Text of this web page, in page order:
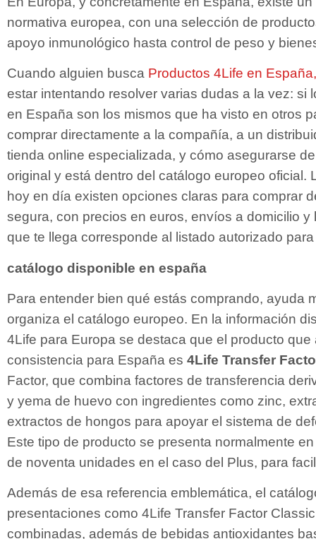
normativa europea, con una selección de
apoyo inmunológico hasta control de peso y
Cuando alguien busca Productos 4Life en
estar intentando resolver varias dudas a la vez: si
en España son los mismos que ha visto en otros
comprar directamente a la compañía, a un
tienda online especializada, y cómo asegurarse
original y está dentro del catálogo europeo oficial.
hoy en día existen opciones claras para comprar
segura, con precios en euros, envíos a domicilio y
que te llega corresponde al listado autorizado
catálogo disponible en españa
Para entender bien qué estás comprando, ayuda
organiza el catálogo europeo. En la información
4Life para Europa se destaca que el producto
consistencia para España es 4Life Transfer
Factor, que combina factores de transferencia
y yema de huevo con ingredientes como zinc,
extractos de hongos para apoyar el sistema de
Este tipo de producto se presenta normalmente
de noventa unidades en el caso del Plus, para
Además de esa referencia emblemática, el
presentaciones como 4Life Transfer Factor
combinadas, además de bebidas antioxidantes